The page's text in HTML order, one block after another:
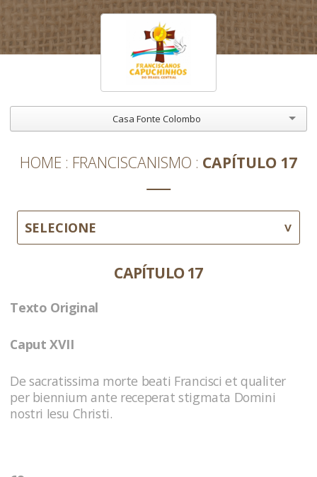
Casa Fonte Colombo
HOME FRANCISCANISMO CAPÍTULO 17
SELECIONE
CAPÍTULO 17
Texto Original
Caput XVII
De sacratissima morte beati Francisci et qualiter
per biennium ante receperat stigmata Domini
nostri Iesu Christi.